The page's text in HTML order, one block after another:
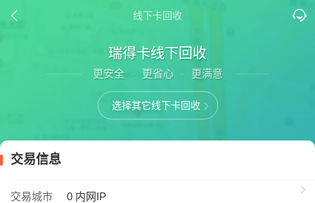
线下卡回收
瑞得卡线下回收
更安全 · 更省心 · 更满意
选择其它线下卡回收
交易信息
交易城市 0 内网IP